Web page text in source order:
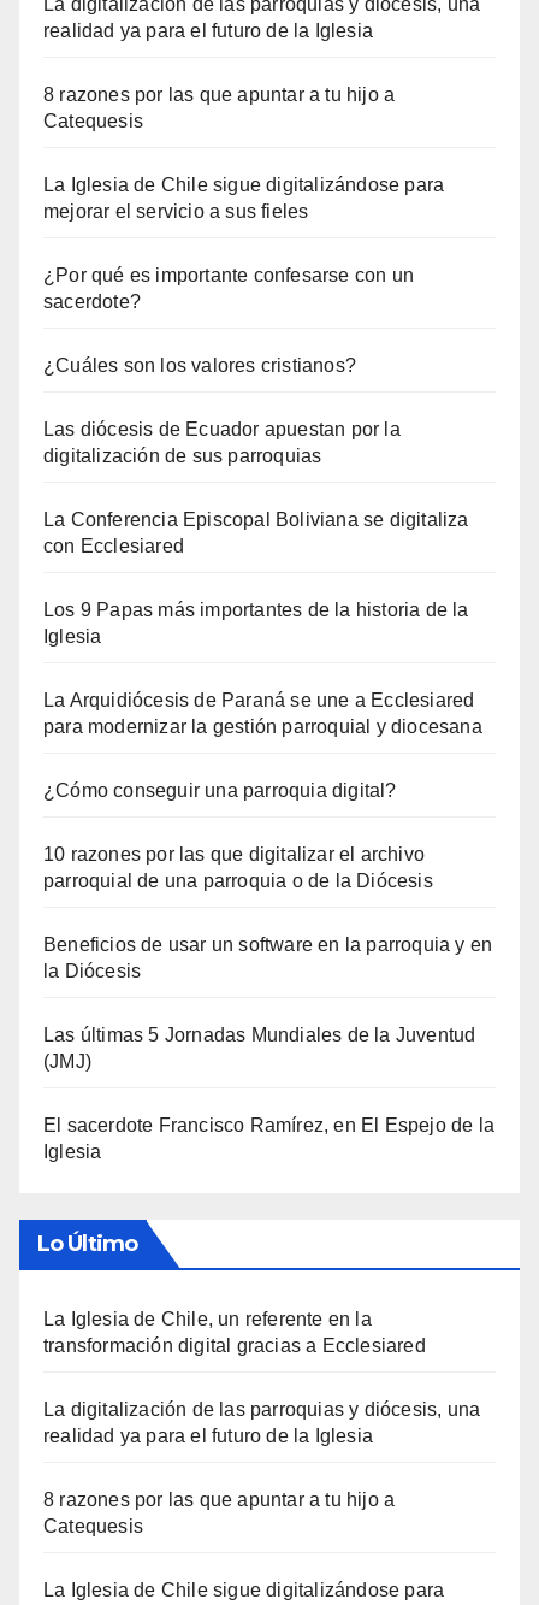
La digitalización de las parroquias y diócesis, una
realidad ya para el futuro de la Iglesia
8 razones por las que apuntar a tu hijo a
Catequesis
La Iglesia de Chile sigue digitalizándose para
mejorar el servicio a sus fieles
¿Por qué es importante confesarse con un
sacerdote?
¿Cuáles son los valores cristianos?
Las diócesis de Ecuador apuestan por la
digitalización de sus parroquias
La Conferencia Episcopal Boliviana se digitaliza
con Ecclesiared
Los 9 Papas más importantes de la historia de la
Iglesia
La Arquidiócesis de Paraná se une a Ecclesiared
para modernizar la gestión parroquial y diocesana
¿Cómo conseguir una parroquia digital?
10 razones por las que digitalizar el archivo
parroquial de una parroquia o de la Diócesis
Beneficios de usar un software en la parroquia y en
la Diócesis
Las últimas 5 Jornadas Mundiales de la Juventud
(JMJ)
El sacerdote Francisco Ramírez, en El Espejo de la
Iglesia
Lo Último
La Iglesia de Chile, un referente en la
transformación digital gracias a Ecclesiared
La digitalización de las parroquias y diócesis, una
realidad ya para el futuro de la Iglesia
8 razones por las que apuntar a tu hijo a
Catequesis
La Iglesia de Chile sigue digitalizándose para